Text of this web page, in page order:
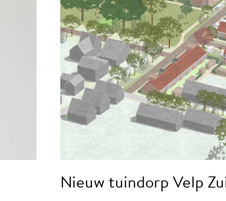
Nieuw tuindorp Velp